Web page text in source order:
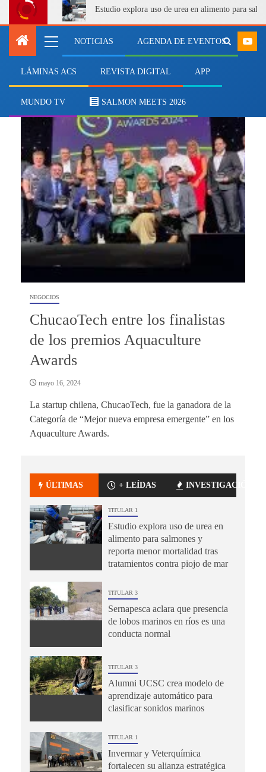
Estudio explora uso de urea en alimento para
NOTICIAS AGENDA DE EVENTOS
LÁMINAS ACS REVISTA DIGITAL APP
MUNDO TV SALMON MEETS 2026
Aquaculture Awards
NEGOCIOS
ChucaoTech entre los finalistas
de los premios Aquaculture
Awards
mayo 16, 2024
La startup chilena, ChucaoTech, fue la ganadora de la
Categoría de “Mejor nueva empresa emergente” en los
Aquaculture Awards.
ÚLTIMAS + LEÍDAS INVESTIGACIÓN
TITULAR 1
Estudio explora uso de urea en
alimento para salmones y
reporta menor mortalidad tras
tratamientos contra piojo de mar
TITULAR 3
Sernapesca aclara que presencia
de lobos marinos en ríos es una
conducta normal
TITULAR 3
Alumni UCSC crea modelo de
aprendizaje automático para
clasificar sonidos marinos
TITULAR 1
Invermar y Veterquímica
fortalecen su alianza estratégica